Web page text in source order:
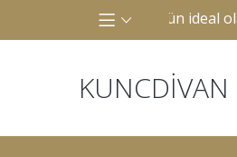
böyük otaqlar üçün ideal olan